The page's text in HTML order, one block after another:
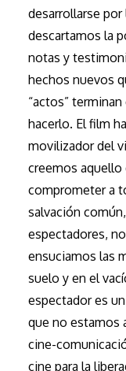
desarrollarse
descartamos la
notas y
hechos nuevos
“actos”
hacerlo. El film
movilizador del
creemos aquello
comprometer a
salvación
espectadores,
ensuciamos las
suelo y en el
espectador es
que no estamos
cine-
cine para la